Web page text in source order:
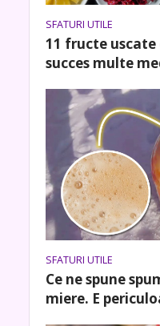
SFATURI UTILE
11 fructe uscate
succes multe
SFATURI UTILE
Ce ne spune
miere. E